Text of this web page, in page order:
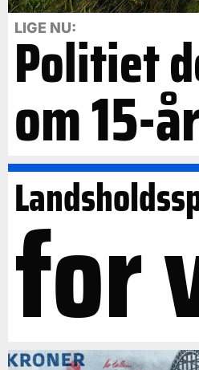
LIGE NU:
Politiet
om 15-
for